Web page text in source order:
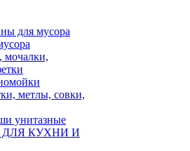
для мусора
мочалки,
метлы, совки,
унитазные